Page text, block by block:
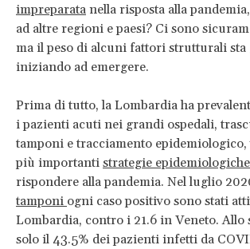
impreparata nella risposta alla
ad altre regioni e paesi? Ci sono
ma il peso di alcuni fattori strutturali sta
iniziando ad emergere.
Prima di tutto, la Lombardia ha
i pazienti acuti nei grandi ospedali,
tamponi e tracciamento epidemiologico,
più importanti strategie epidemiologiche
rispondere alla pandemia. Nel luglio
tamponi ogni caso positivo sono stati
Lombardia, contro i 21.6 in Veneto. Allo
solo il 43.5% dei pazienti infetti da